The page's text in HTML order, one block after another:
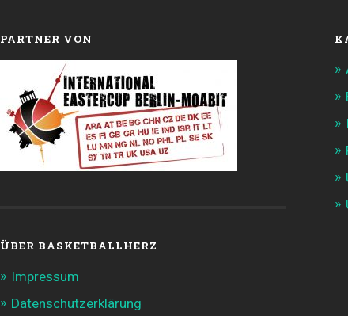
PARTNER VON
ÜBER BASKETBALLHERZ
Impressum
Datenschutzerklärung